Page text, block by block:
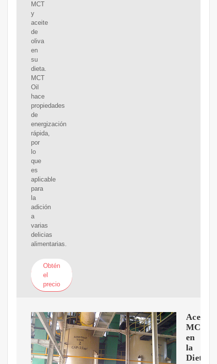
MCT
y
aceite
de
oliva
en
su
dieta.
MCT
Oil
hace
propiedades
de
energización
rápida,
por
lo
que
es
aplicable
para
la
adición
a
varias
delicias
alimentarias.
Obtén
el
precio
Aceite
MCT
en
la
Dieta